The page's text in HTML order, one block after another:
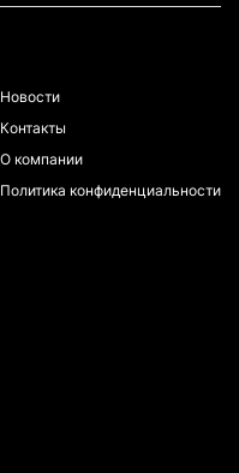
Новости
Контакты
О компании
Политика конфиденциальности